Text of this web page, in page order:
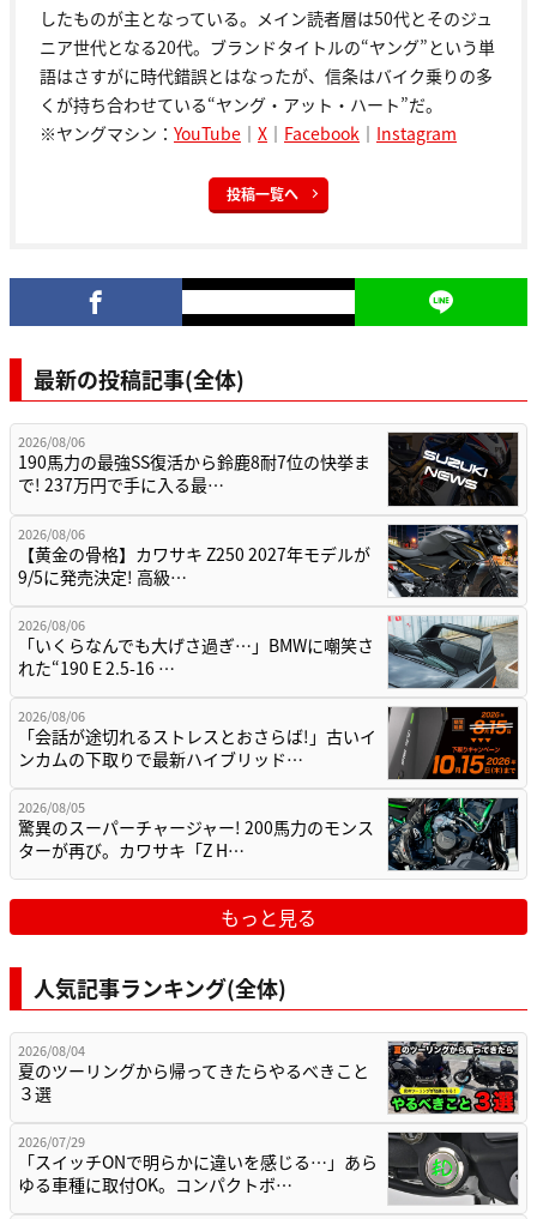
したものが主となっている。メイン読者層は50代とそのジュ
ニア世代となる20代。ブランドタイトルの“ヤング”という単
語はさすがに時代錯誤とはなったが、信条はバイク乗りの多
くが持ち合わせている“ヤング・アット・ハート”だ。
※ヤングマシン： YouTube ｜ X ｜ Facebook ｜ Instagram
投稿一覧へ
最新の投稿記事(全体)
2026/08/06
190馬力の最強SS復活から鈴鹿8耐7位の快挙ま
で! 237万円で手に入る最…
2026/08/06
【黄金の骨格】カワサキ Z250 2027年モデルが
9/5に発売決定! 高級…
2026/08/06
「いくらなんでも大げさ過ぎ…」BMWに嘲笑さ
れた“190 E 2.5-16 …
2026/08/06
「会話が途切れるストレスとおさらば!」古いイ
ンカムの下取りで最新ハイブリッド…
2026/08/05
驚異のスーパーチャージャー! 200馬力のモンス
ターが再び。カワサキ「Z H…
もっと見る
人気記事ランキング(全体)
2026/08/04
夏のツーリングから帰ってきたらやるべきこと
３選
2026/07/29
「スイッチONで明らかに違いを感じる…」あら
ゆる車種に取付OK。コンパクトボ…